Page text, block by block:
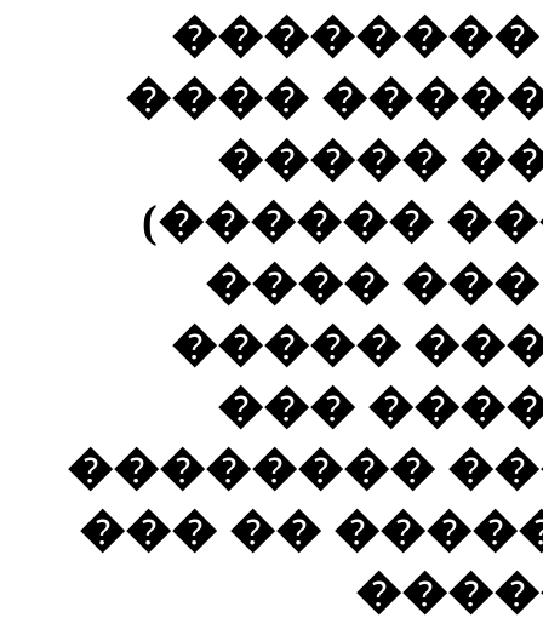
����
�����
(������
����
�����
���
��������
��� ��